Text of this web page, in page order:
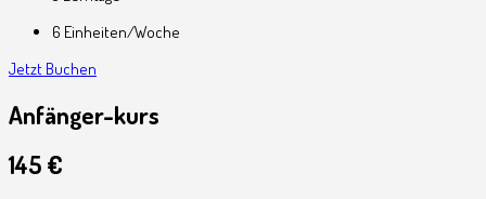
6 Einheiten/Woche
Jetzt Buchen
Anfänger-kurs
145 €